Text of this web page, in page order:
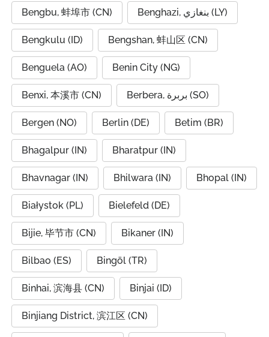
Bengbu, 蚌埠市 (CN) Benghazi, بنغازي (LY)
Bengkulu (ID) Bengshan, 蚌山区 (CN)
Benguela (AO) Benin City (NG)
Benxi, 本溪市 (CN) Berbera, بربرة (SO)
Bergen (NO) Berlin (DE) Betim (BR)
Bhagalpur (IN) Bharatpur (IN)
Bhavnagar (IN) Bhilwara (IN) Bhopal (IN)
Białystok (PL) Bielefeld (DE)
Bijie, 毕节市 (CN) Bikaner (IN)
Bilbao (ES) Bingöl (TR)
Binhai, 滨海县 (CN) Binjai (ID)
Binjiang District, 滨江区 (CN)